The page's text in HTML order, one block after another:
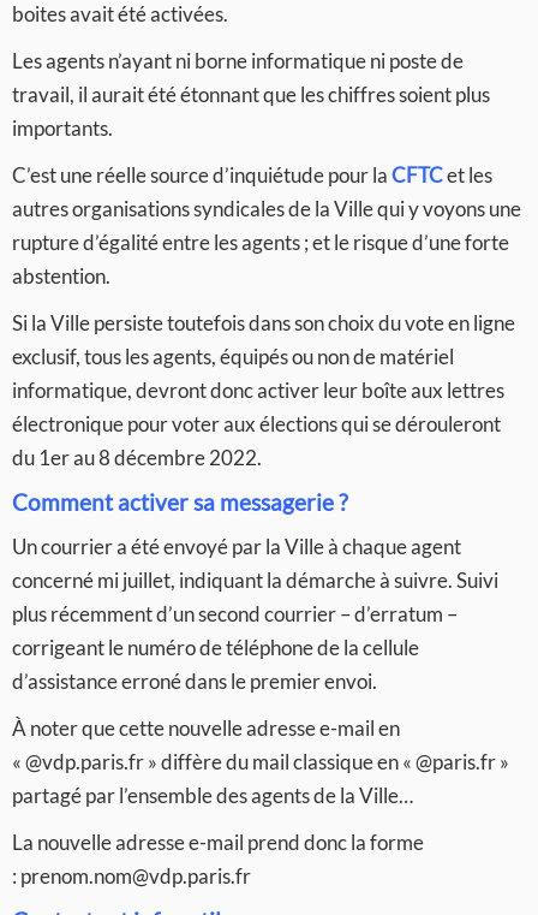
boites avait été activées.
Les agents n’ayant ni borne informatique ni poste de
travail, il aurait été étonnant que les chiffres soient plus
importants.
C’est une réelle source d’inquiétude pour laCFTCet les
autres organisations syndicales de la Ville qui y voyons une
rupture d’égalité entre les agents ; et le risque d’une forte
abstention.
Si la Ville persiste toutefois dans son choix du vote en ligne
exclusif, tous les agents, équipés ou non de matériel
informatique, devront donc activer leur boîte aux lettres
électronique pour voter aux élections qui se dérouleront
du 1er au 8 décembre 2022.
Comment activer sa messagerie ?
Un courrier a été envoyé par la Ville à chaque agent
concerné mi juillet, indiquant la démarche à suivre. Suivi
plus récemment d’un second courrier – d’erratum –
corrigeant le numéro de téléphone de la cellule
d’assistance erroné dans le premier envoi.
À noter que cette nouvelle adresse e-mail en
« @vdp.paris.fr » diffère du mail classique en « @paris.fr »
partagé par l’ensemble des agents de la Ville…
La nouvelle adresse e-mail prend donc la forme
: prenom.nom@vdp.paris.fr